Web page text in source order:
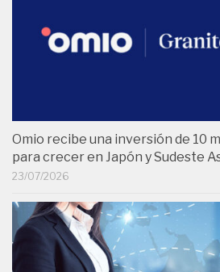
Omio recibe una inversión de 10
para crecer en Japón y Sudeste
23/07/2026